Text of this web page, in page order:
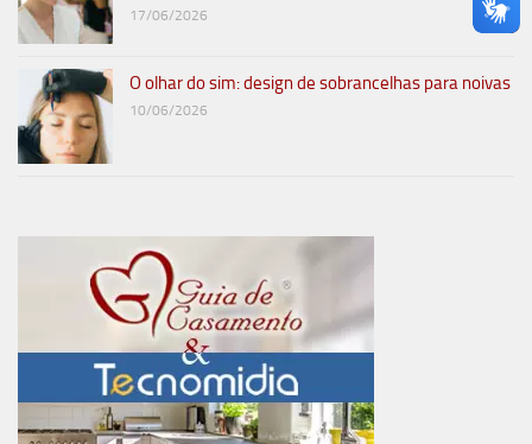
17/06/2026
O olhar do sim: design de sobrancelhas para noivas
10/06/2026